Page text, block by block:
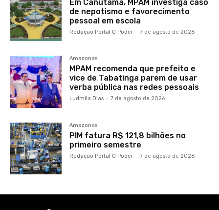
Em Canutama, MPAM investiga caso
de nepotismo e favorecimento
pessoal em escola
Redação Portal O Poder - 7 de agosto de 2026
Amazonas
MPAM recomenda que prefeito e
vice de Tabatinga parem de usar
verba pública nas redes pessoais
Ludmila Dias - 7 de agosto de 2026
Amazonas
PIM fatura R$ 121,8 bilhões no
primeiro semestre
Redação Portal O Poder - 7 de agosto de 2026